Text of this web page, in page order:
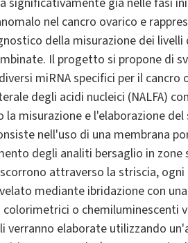
nel cancro ovarico e
della misurazione dei
Il progetto si propone di
miRNA specifici per il
degli acidi nucleici (NALFA)
misurazione e l'elaborazione
nell'uso di una membrana
degli analiti bersaglio in
attraverso la striscia,
mediante ibridazione con
o
elaborate utilizzando